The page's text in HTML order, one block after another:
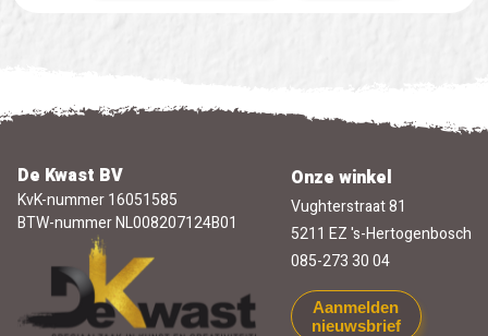
De Kwast BV
KvK-nummer 16051585
BTW-nummer NL008207124B01
Onze winkel
Vughterstraat 81
5211 EZ 's-Hertogenbosch
085-273 30 04
Aanmelden
nieuwsbrief